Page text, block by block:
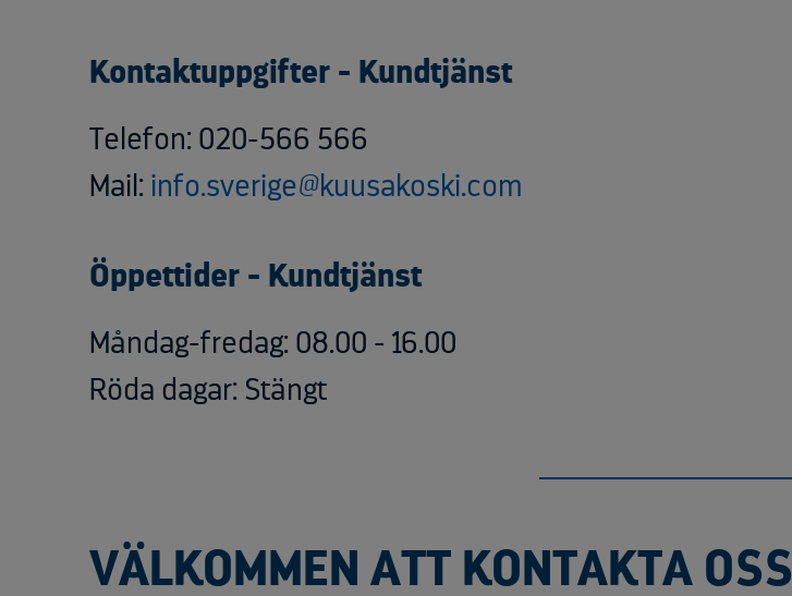
Kontaktuppgifter - Kundtjänst
Telefon: 020-566 566
Mail: info.sverige@kuusakoski.com
Öppettider - Kundtjänst
Måndag-fredag: 08.00 - 16.00
Röda dagar: Stängt
VÄLKOMMEN ATT KONTAKTA OSS